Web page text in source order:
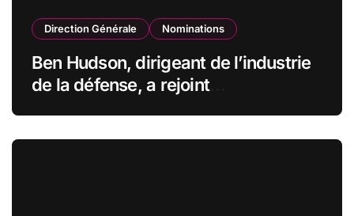
Direction Générale Nominations
Ben Hudson, dirigeant de l’industrie
de la défense, a rejoint